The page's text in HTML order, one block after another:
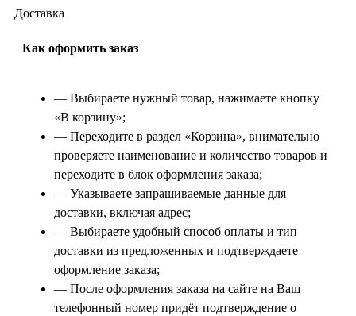
Доставка
Как оформить заказ
— Выбираете нужный товар, нажимаете кнопку
«В корзину»;
— Переходите в раздел «Корзина», внимательно
проверяете наименование и количество товаров и
переходите в блок оформления заказа;
— Указываете запрашиваемые данные для
доставки, включая адрес;
— Выбираете удобный способ оплаты и тип
доставки из предложенных и подтверждаете
оформление заказа;
— После оформления заказа на сайте на Ваш
телефонный номер придёт подтверждение о